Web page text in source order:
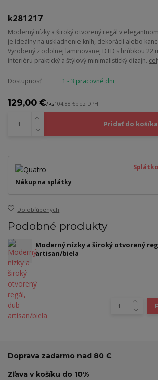
k281217
Moderný nízky a široký otvorený regál v
je ideálny na uskladnenie kníh, dekorácií alebo
Vyrobený z odolnej laminovanej DTD s hrúbkou 22
interiéru praktický a štýlový minimalistický dizajn.
Dostupnosť 1 - 3 pracovné dni
129,00 €/ks104,88 €bez DPH
Pridať do košíka
Nákup na splátky
Do obľúbených
Podobné produkty
Moderný nízky a široký otvorený
artisan/biela
Doprava zadarmo nad 80 €
Zľava v košíku do 10%